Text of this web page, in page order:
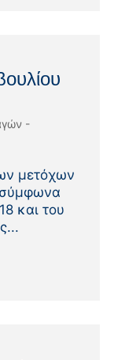
-
μετόχων
σύμφωνα
και του